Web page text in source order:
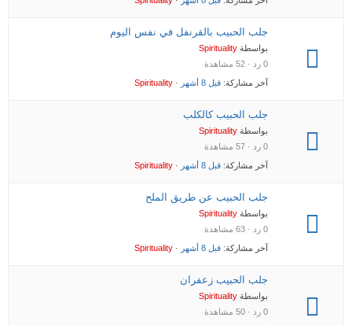
جلب الحبيب بالقرنفل في نفس اليوم
بواسطة Spirituality
0 رد · 52 مشاهدة
آخر مشاركة: قبل 8 أشهر ·
Spirituality
جلب الحبيب كالكلب
بواسطة Spirituality
0 رد · 57 مشاهدة
آخر مشاركة: قبل 8 أشهر ·
Spirituality
جلب الحبيب عن طريق الملح
بواسطة Spirituality
0 رد · 63 مشاهدة
آخر مشاركة: قبل 8 أشهر ·
Spirituality
جلب الحبيب زعفران
بواسطة Spirituality
0 رد · 50 مشاهدة